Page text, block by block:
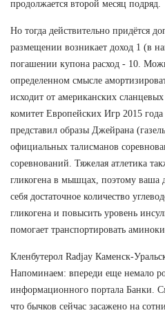
продолжается второй месяц подряд.
Но тогда действительно придётся
размещении возникает доход 1 (в
погашении купона расход - 10.
определенном смысле
исходит от американских
комитет Европейских Игр 2015
представил образы Джейрана
официальных талисманов
соревнований. Тяжелая атлетика
гликогена в мышцах, поэтому ваша
себя достаточное количество
гликогена и повысить уровень
помогает транспортировать
Кленбутерол Radjay Каменск-
Напоминаем: впереди еще немало
информационного портала Банки.
что бычков сейчас засажено на